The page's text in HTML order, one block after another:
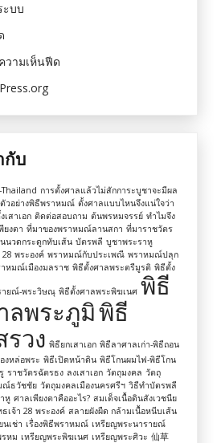
ะบบ
วามเห็นฟีด
กับ
การตั้งศาลแล้วไม่สักการะบูชาจะมีผล
ตัวอย่างพิธีพราหมณ์ ตั้งศาลแบบไหนจึงแน่ใจว่า
เสาเอก ติดต่อสอบถาม ต้นพรหมจรรย์ ทำไมจึง
ยงตา ที่มาของพราหมณ์ลานสกา ที่มาราชวัตร
นวดกระดูกทับเส้น บัตรพลี บูชาพระราหู
พระองค์ พราหมณ์กับประเพณี พราหมณ์ปลุก
หมณ์เมืองมลราช พิธีตั้งศาลพระตรีมูรติ พิธีตั้ง
ายณ์-พระวิษณุ พิธีตั้งศาลพระพิฆเนศ พิธี
ลพระภูมิพิธี
รวง พิธียกเสาเอก พิธีลาศาลเก่า-พิธีถอน
งหล่อพระ พิธีเปิดหน้าดิน พิธีโกนผมไฟ-พิธีโกน
ราชวัตรฉัตรธง ลงเสาเอก วัตถุมงคล วัตถุ
ณ์ธวัชชัย วัตถุมงคลเมืองนครศรีฯ วิธีทำบัตรพลี
หู ศาลเพียงตาคืออะไร? สมเด็จเนื้อดินสังเวชนีย
เจ้า 28 พระองค์ สลายผังผืด กล้ามเนื้อหนีบเส้น
นเช่า เรื่องพิธีพราหมณ์ เหรียญพระนารายณ์
หม เหรียญพระพิฆเนศ เหรียญพระศิวะ 仙草